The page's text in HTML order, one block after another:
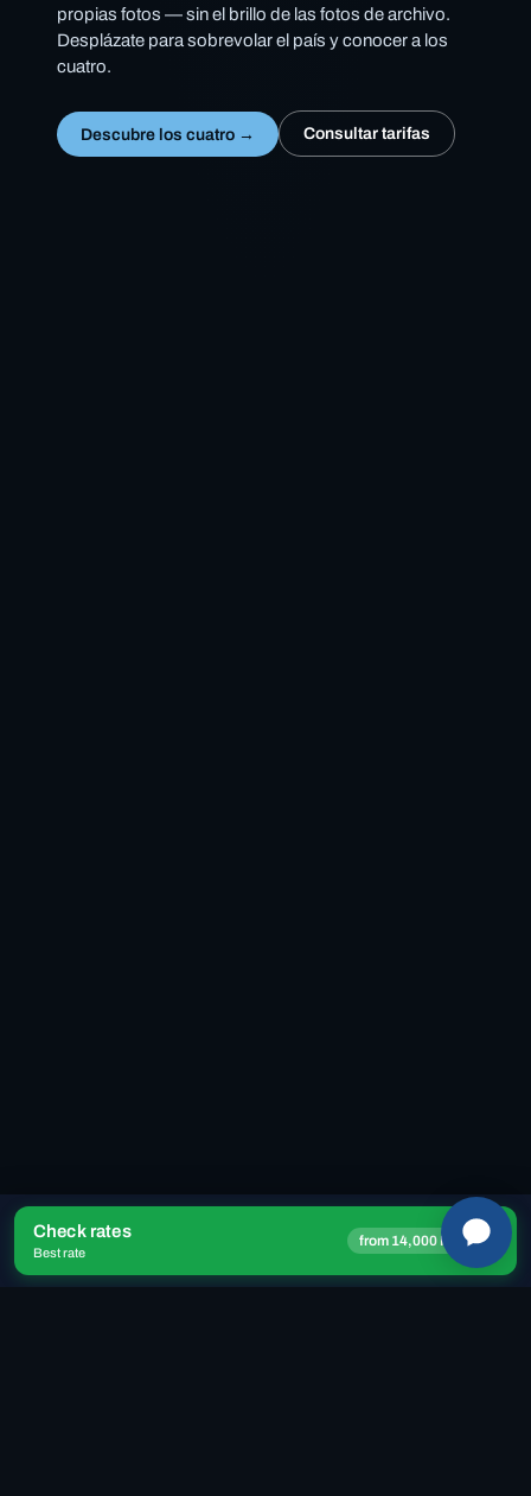
propias fotos — sin el brillo de las fotos de archivo.
Desplázate para sobrevolar el país y conocer a los
cuatro.
Descubre los cuatro → Consultar tarifas
Check rates
Best rate
from 14,000 ISK →